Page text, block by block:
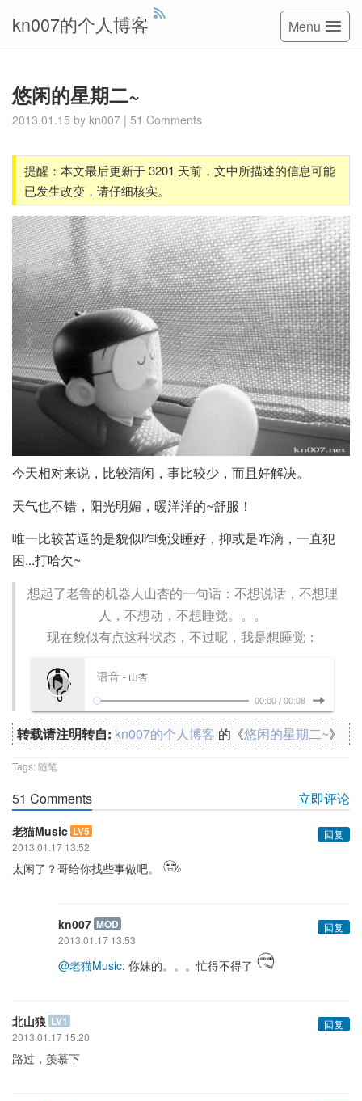
kn007的个人博客 Menu
悠闲的星期二~
2013.01.15 by kn007 | 51 Comments
提醒：本文最后更新于 3201 天前，文中所描述的信息可能
已发生改变，请仔细核实。
今天相对来说，比较清闲，事比较少，而且好解决。
天气也不错，阳光明媚，暖洋洋的~舒服！
唯一比较苦逼的是貌似昨晚没睡好，抑或是咋滴，一直犯
困...打哈欠~
想起了老鲁的机器人山杏的一句话：不想说话，不想理
人，不想动，不想睡觉。。。
现在貌似有点这种状态，不过呢，我是想睡觉：
语音 - 山杏
00:00 / 00:08
转载请注明转自: kn007的个人博客 的《悠闲的星期二~》
Tags:随笔
51 Comments 立即评论
老猫Music LV5
回复
2013.01.17 13:52
太闲了？哥给你找些事做吧。
kn007 MOD
回复
2013.01.17 13:53
@老猫Music: 你妹的。。。忙得不得了
北山狼 LV1
回复
2013.01.17 15:20
路过，羡慕下